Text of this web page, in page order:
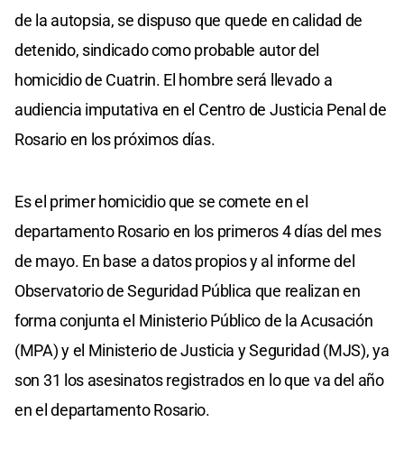
de la autopsia, se dispuso que quede en calidad de
detenido, sindicado como probable autor del
homicidio de Cuatrin. El hombre será llevado a
audiencia imputativa en el Centro de Justicia Penal de
Rosario en los próximos días.
Es el primer homicidio que se comete en el
departamento Rosario en los primeros 4 días del mes
de mayo. En base a datos propios y al informe del
Observatorio de Seguridad Pública que realizan en
forma conjunta el Ministerio Público de la Acusación
(MPA) y el Ministerio de Justicia y Seguridad (MJS), ya
son 31 los asesinatos registrados en lo que va del año
en el departamento Rosario.